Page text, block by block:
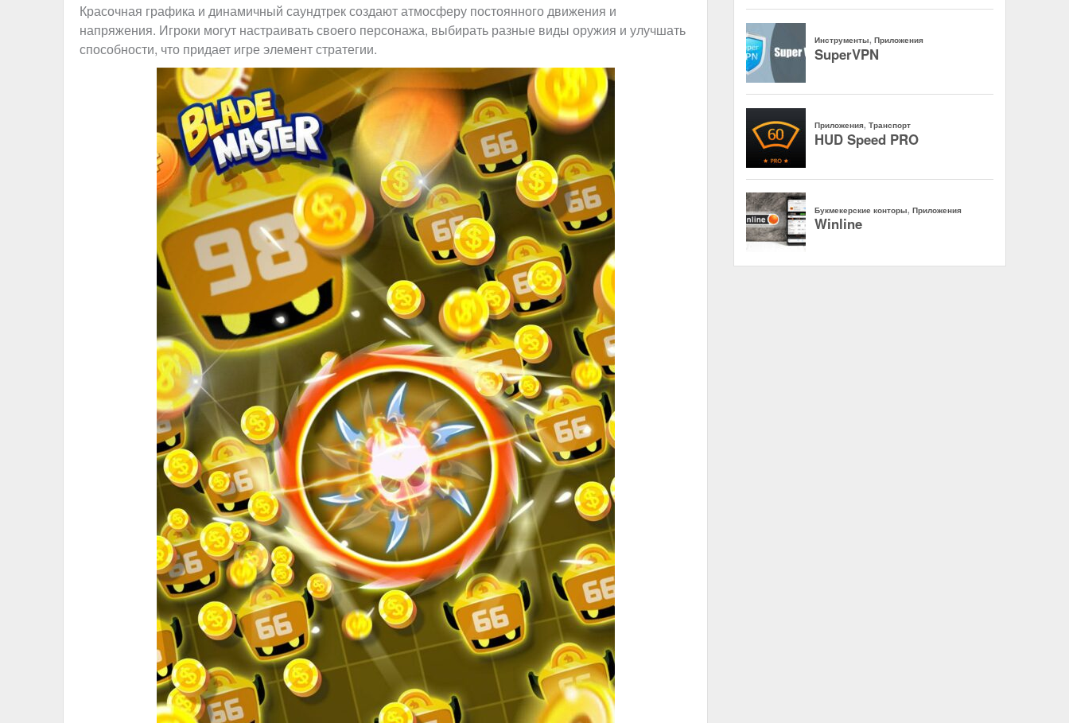
Красочная графика и динамичный саундтрек создают атмосферу постоянного движения и
напряжения. Игроки могут настраивать своего персонажа, выбирать разные виды оружия и улучшать
способности, что придает игре элемент стратегии.